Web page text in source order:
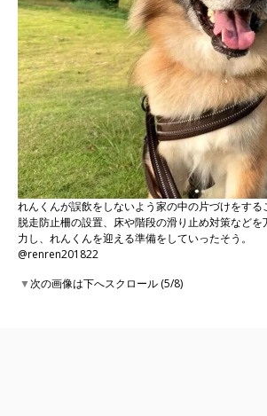
れんくんが誤飲をしないよう家の中の片づけをする
脱走防止柵の設置、床や階段の滑り止め対策など
力し、れんくんを迎える準備をしていったそう。
@renren201822
▼次の画像は下へスクロール (5/8)